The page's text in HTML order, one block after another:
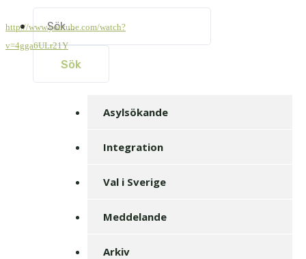
efter:
http://www.youtube.com/watch?
v=4gga6ULr21Y
Asylsökande
Integration
Val i Sverige
Meddelande
Arkiv